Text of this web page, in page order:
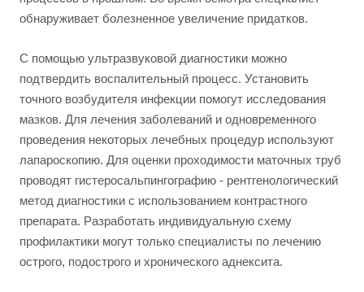
обнаруживает болезненное увеличение придатков.
С помощью ультразвуковой диагностики можно
подтвердить воспалительный процесс. Установить
точного возбудителя инфекции помогут исследования
мазков. Для лечения заболеваний и одновременного
проведения некоторых лечебных процедур используют
лапароскопию. Для оценки проходимости маточных труб
проводят гистеросальпингографию - рентгенологический
метод диагностики с использованием контрастного
препарата. Разработать индивидуальную схему
профилактики могут только специалисты по лечению
острого, подострого и хронического аднексита.